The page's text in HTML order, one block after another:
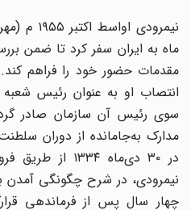
ماه به ایران سفر کرد تا ضمن
انتصاب او به عنوان رئیس شعبه
سوی رئیس آن سازمان صادر
مدارک به‌جامانده از دوران
در ۳۰ دی‌ماه ۱۳۳۴ از
نیمرودی، در شرح چگونگی آمدن
چهار سال پس از فرماندهی